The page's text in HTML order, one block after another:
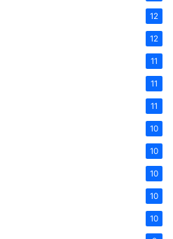
12
12
11
11
11
10
10
10
10
10